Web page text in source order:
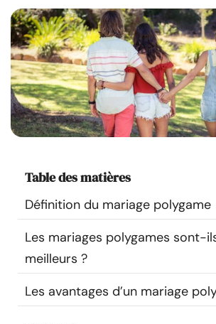
Famille
Aide
Cours
Trouver un thérapeute
Langue
Table des matières
Définition du mariage polygame
Les mariages polygames sont-
meilleurs ?
Les avantages d’un mariage